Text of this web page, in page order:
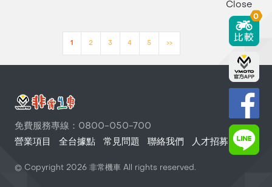
1 2 3 4 5 >>
免費服務專線：0800-050-700
營業項目
全台據點 常見問題 聯絡我們 人才招募
© Copyright 2026 非常機車 All rights reserved.
Close
0